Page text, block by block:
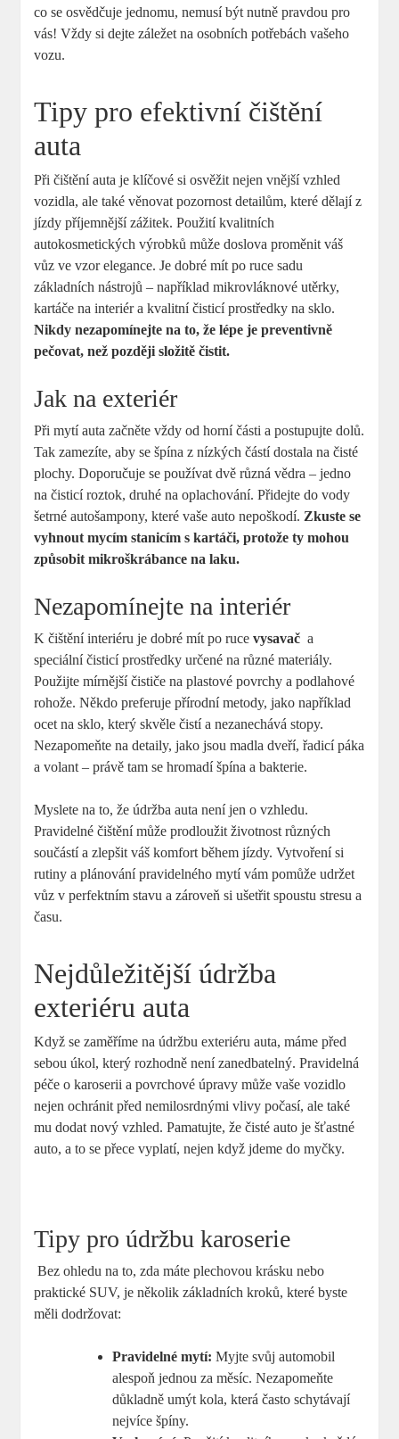
co se osvědčuje jednomu, nemusí být nutně pravdou pro
‌vás! Vždy si dejte záležet na osobních⁢ potřebách vašeho
vozu.
Tipy pro efektivní čištění
auta
Při čištění auta je klíčové si osvěžit nejen vnější vzhled
vozidla,​ ale také věnovat⁣ pozornost detailům, které dělají z​
jízdy příjemnější ​zážitek. Použití kvalitních
autokosmetických ​výrobků může doslova proměnit váš
vůz ve vzor elegance. ‍Je dobré mít po ⁣ruce sadu
základních nástrojů – například mikrovláknové utěrky,
kartáče ⁢na interiér a kvalitní čisticí prostředky na⁤ sklo.
Nikdy nezapomínejte na to, že ⁤lépe je preventivně
pečovat,​ než později složitě čistit.
Jak na exteriér
Při mytí auta začněte vždy od horní části a postupujte dolů.
Tak zamezíte, aby se špína z nízkých částí ‌dostala na čisté
plochy. ‌Doporučuje ⁢se ‌používat dvě různá vědra – jedno
na čisticí roztok, druhé na oplachování. Přidejte do‌ vody
šetrné autošampony, které vaše auto nepoškodí. Zkuste se
vyhnout mycím stanicím s kartáči, protože ty mohou
způsobit mikroškrábance ⁣na laku.
Nezapomínejte na interiér
K čištění​ interiéru je dobré mít po rucevysavač ‍ a
speciální čisticí prostředky určené na různé materiály.⁤
Použijte mírnější čističe na plastové povrchy a podlahové
⁣rohože. Někdo‌ preferuje přírodní ​metody, jako například
ocet na sklo, který skvěle čistí a nezanechává stopy.
Nezapomeňte na detaily, jako jsou madla dveří, řadicí páka
a volant – právě tam ⁤se hromadí špína a bakterie.
Myslete na to, že údržba auta není jen o​ vzhledu.
Pravidelné čištění ⁤může prodloužit životnost ⁤různých
součástí a ⁣zlepšit váš komfort během jízdy. Vytvoření si
rutiny a plánování pravidelného‌ mytí vám pomůže ⁣udržet
vůz v ​perfektním stavu ⁢a zároveň si ušetřit spoustu stresu a
času.
Nejdůležitější údržba
exteriéru auta
Když se zaměříme ‍na údržbu exteriéru auta, máme před
sebou úkol, který rozhodně není ⁤zanedbatelný. Pravidelná
⁣péče o karoserii a povrchové úpravy může vaše vozidlo
nejen ochránit před nemilosrdnými vlivy počasí, ale také
mu dodat nový vzhled. Pamatujte, že čisté auto je šťastné
auto, a to se přece vyplatí, nejen když jdeme do‌ myčky. ⁤
Tipy⁤ pro údržbu karoserie
⁢ Bez ohledu na to, ⁢zda ‍máte plechovou ​krásku ⁣nebo
‍praktické SUV, je několik základních kroků, které byste
měli dodržovat:
Pravidelné mytí: Myjte svůj automobil⁣
alespoň jednou za měsíc. Nezapomeňte
důkladně umýt‌ kola, která často schytávají
nejvíce špíny.